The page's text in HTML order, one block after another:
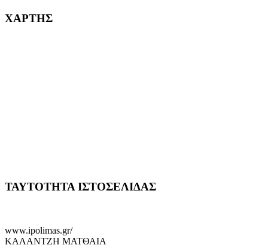
ΧΑΡΤΗΣ
ΤΑΥΤΟΤΗΤΑ ΙΣΤΟΣΕΛΙΔΑΣ
www.ipolimas.gr/
ΚΑΛΑΝΤΖΗ ΜΑΤΘΑΙΑ